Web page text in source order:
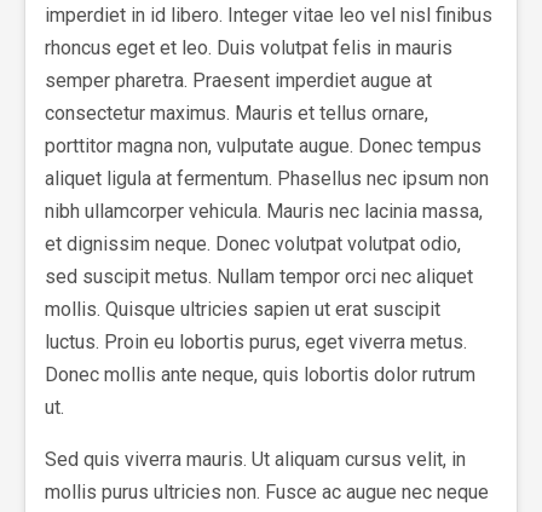
imperdiet in id libero. Integer vitae leo vel nisl finibus
rhoncus eget et leo. Duis volutpat felis in mauris
semper pharetra. Praesent imperdiet augue at
consectetur maximus. Mauris et tellus ornare,
porttitor magna non, vulputate augue. Donec tempus
aliquet ligula at fermentum. Phasellus nec ipsum non
nibh ullamcorper vehicula. Mauris nec lacinia massa,
et dignissim neque. Donec volutpat volutpat odio,
sed suscipit metus. Nullam tempor orci nec aliquet
mollis. Quisque ultricies sapien ut erat suscipit
luctus. Proin eu lobortis purus, eget viverra metus.
Donec mollis ante neque, quis lobortis dolor rutrum
ut.
Sed quis viverra mauris. Ut aliquam cursus velit, in
mollis purus ultricies non. Fusce ac augue nec neque